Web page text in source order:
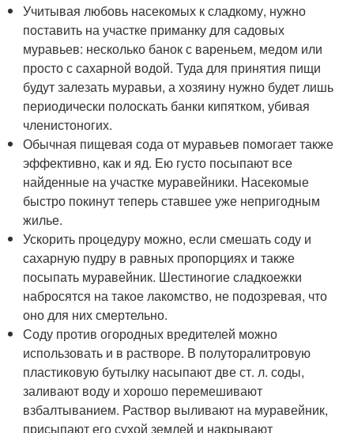
Учитывая любовь насекомых к сладкому, нужно
поставить на участке приманку для садовых
муравьев: несколько банок с вареньем, медом или
просто с сахарной водой. Туда для принятия пищи
будут залезать муравьи, а хозяину нужно будет лишь
периодически полоскать банки кипятком, убивая
членистоногих.
Обычная пищевая сода от муравьев помогает также
эффективно, как и яд. Ею густо посыпают все
найденные на участке муравейники. Насекомые
быстро покинут теперь ставшее уже непригодным
жилье.
Ускорить процедуру можно, если смешать соду и
сахарную пудру в равных пропорциях и также
посыпать муравейник. Шестиногие сладкоежки
набросятся на такое лакомство, не подозревая, что
оно для них смертельно.
Соду против огородных вредителей можно
использовать и в растворе. В полуторалитровую
пластиковую бутылку насыпают две ст. л. соды,
заливают воду и хорошо перемешивают
взбалтыванием. Раствор выливают на муравейник,
присыпают его сухой землей и накрывают